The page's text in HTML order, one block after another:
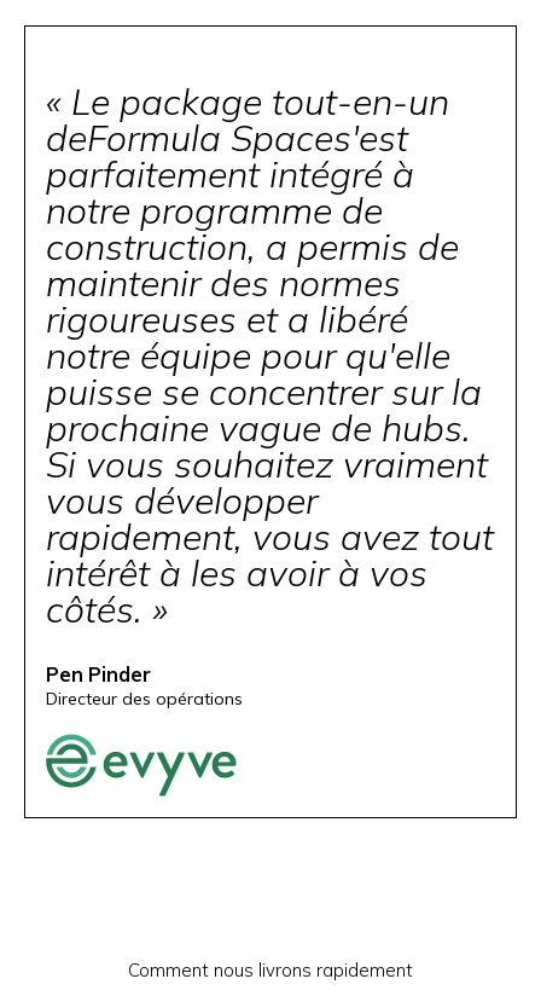
« Le package tout-en-un
deFormula Spaces'est
parfaitement intégré à
notre programme de
construction, a permis de
maintenir des normes
rigoureuses et a libéré
notre équipe pour qu'elle
puisse se concentrer sur la
prochaine vague de hubs.
Si vous souhaitez vraiment
vous développer
rapidement, vous avez tout
intérêt à les avoir à vos
côtés. »
Pen Pinder
Directeur des opérations
Comment nous livrons rapidement